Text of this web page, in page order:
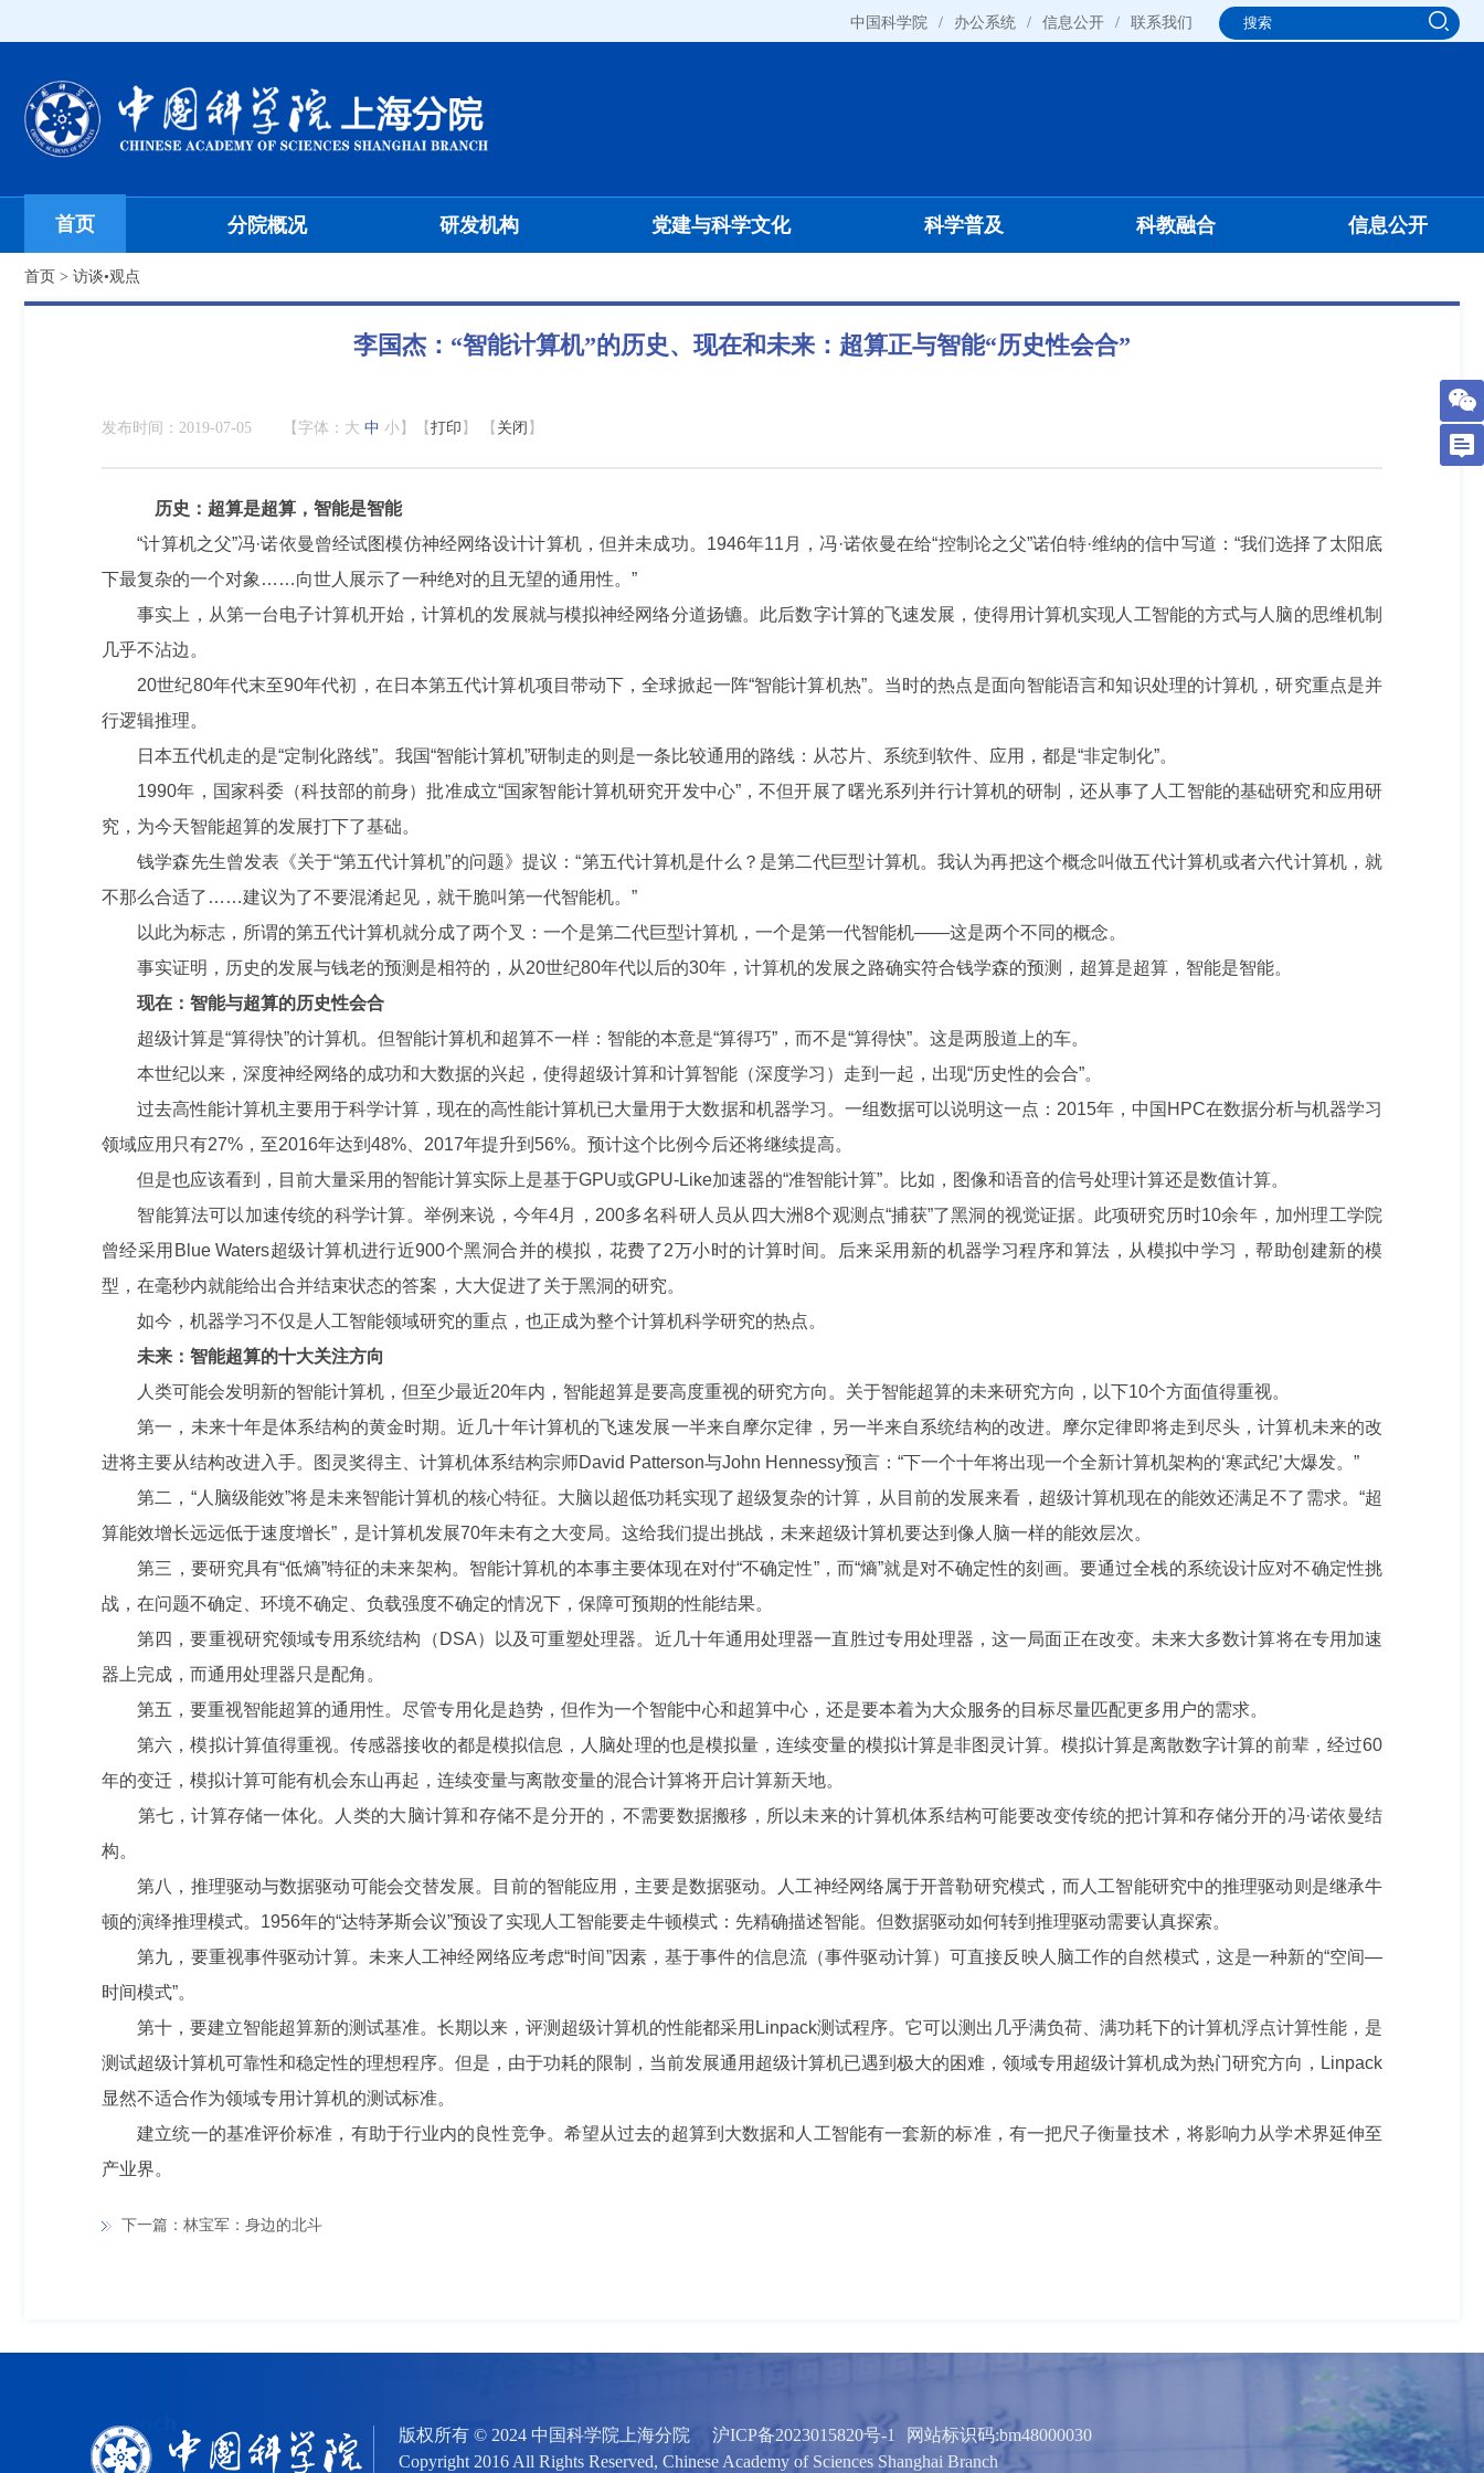
中国科学院 / 办公系统 / 信息公开 / 联系我们
首页 分院概况 研发机构 党建与科学文化 科学普及 科教融合 信息公开
首页 > 访谈•观点
李国杰：“智能计算机”的历史、现在和未来：超算正与智能“历史性会合”
发布时间： 2019-07-05 【字体： 大 中 小 】【 打印 】 【 关闭 】
历史：超算是超算，智能是智能
“计算机之父”冯·诺依曼曾经试图模仿神经网络设计计算机，但并未成功。1946年11月，冯·诺依曼在给“控制论之父”诺伯特·维纳的信中写道：“我们选择了太阳底
下最复杂的一个对象……向世人展示了一种绝对的且无望的通用性。”
事实上，从第一台电子计算机开始，计算机的发展就与模拟神经网络分道扬镳。此后数字计算的飞速发展，使得用计算机实现人工智能的方式与人脑的思维机制
几乎不沾边。
20世纪80年代末至90年代初，在日本第五代计算机项目带动下，全球掀起一阵“智能计算机热”。当时的热点是面向智能语言和知识处理的计算机，研究重点是并
行逻辑推理。
日本五代机走的是“定制化路线”。我国“智能计算机”研制走的则是一条比较通用的路线：从芯片、系统到软件、应用，都是“非定制化”。
1990年，国家科委（科技部的前身）批准成立“国家智能计算机研究开发中心”，不但开展了曙光系列并行计算机的研制，还从事了人工智能的基础研究和应用研
究，为今天智能超算的发展打下了基础。
钱学森先生曾发表《关于“第五代计算机”的问题》提议：“第五代计算机是什么？是第二代巨型计算机。我认为再把这个概念叫做五代计算机或者六代计算机，就
不那么合适了……建议为了不要混淆起见，就干脆叫第一代智能机。”
以此为标志，所谓的第五代计算机就分成了两个叉：一个是第二代巨型计算机，一个是第一代智能机——这是两个不同的概念。
事实证明，历史的发展与钱老的预测是相符的，从20世纪80年代以后的30年，计算机的发展之路确实符合钱学森的预测，超算是超算，智能是智能。
现在：智能与超算的历史性会合
超级计算是“算得快”的计算机。但智能计算机和超算不一样：智能的本意是“算得巧”，而不是“算得快”。这是两股道上的车。
本世纪以来，深度神经网络的成功和大数据的兴起，使得超级计算和计算智能（深度学习）走到一起，出现“历史性的会合”。
过去高性能计算机主要用于科学计算，现在的高性能计算机已大量用于大数据和机器学习。一组数据可以说明这一点：2015年，中国HPC在数据分析与机器学习
领域应用只有27%，至2016年达到48%、2017年提升到56%。预计这个比例今后还将继续提高。
但是也应该看到，目前大量采用的智能计算实际上是基于GPU或GPU-Like加速器的“准智能计算”。比如，图像和语音的信号处理计算还是数值计算。
智能算法可以加速传统的科学计算。举例来说，今年4月，200多名科研人员从四大洲8个观测点“捕获”了黑洞的视觉证据。此项研究历时10余年，加州理工学院
曾经采用Blue Waters超级计算机进行近900个黑洞合并的模拟，花费了2万小时的计算时间。后来采用新的机器学习程序和算法，从模拟中学习，帮助创建新的模
型，在毫秒内就能给出合并结束状态的答案，大大促进了关于黑洞的研究。
如今，机器学习不仅是人工智能领域研究的重点，也正成为整个计算机科学研究的热点。
未来：智能超算的十大关注方向
人类可能会发明新的智能计算机，但至少最近20年内，智能超算是要高度重视的研究方向。关于智能超算的未来研究方向，以下10个方面值得重视。
第一，未来十年是体系结构的黄金时期。近几十年计算机的飞速发展一半来自摩尔定律，另一半来自系统结构的改进。摩尔定律即将走到尽头，计算机未来的改
进将主要从结构改进入手。图灵奖得主、计算机体系结构宗师David Patterson与John Hennessy预言：“下一个十年将出现一个全新计算机架构的‘寒武纪’大爆发。”
第二，“人脑级能效”将是未来智能计算机的核心特征。大脑以超低功耗实现了超级复杂的计算，从目前的发展来看，超级计算机现在的能效还满足不了需求。“超
算能效增长远远低于速度增长”，是计算机发展70年未有之大变局。这给我们提出挑战，未来超级计算机要达到像人脑一样的能效层次。
第三，要研究具有“低熵”特征的未来架构。智能计算机的本事主要体现在对付“不确定性”，而“熵”就是对不确定性的刻画。要通过全栈的系统设计应对不确定性挑
战，在问题不确定、环境不确定、负载强度不确定的情况下，保障可预期的性能结果。
第四，要重视研究领域专用系统结构（DSA）以及可重塑处理器。近几十年通用处理器一直胜过专用处理器，这一局面正在改变。未来大多数计算将在专用加速
器上完成，而通用处理器只是配角。
第五，要重视智能超算的通用性。尽管专用化是趋势，但作为一个智能中心和超算中心，还是要本着为大众服务的目标尽量匹配更多用户的需求。
第六，模拟计算值得重视。传感器接收的都是模拟信息，人脑处理的也是模拟量，连续变量的模拟计算是非图灵计算。模拟计算是离散数字计算的前辈，经过60
年的变迁，模拟计算可能有机会东山再起，连续变量与离散变量的混合计算将开启计算新天地。
第七，计算存储一体化。人类的大脑计算和存储不是分开的，不需要数据搬移，所以未来的计算机体系结构可能要改变传统的把计算和存储分开的冯·诺依曼结
构。
第八，推理驱动与数据驱动可能会交替发展。目前的智能应用，主要是数据驱动。人工神经网络属于开普勒研究模式，而人工智能研究中的推理驱动则是继承牛
顿的演绎推理模式。1956年的“达特茅斯会议”预设了实现人工智能要走牛顿模式：先精确描述智能。但数据驱动如何转到推理驱动需要认真探索。
第九，要重视事件驱动计算。未来人工神经网络应考虑“时间”因素，基于事件的信息流（事件驱动计算）可直接反映人脑工作的自然模式，这是一种新的“空间—
时间模式”。
第十，要建立智能超算新的测试基准。长期以来，评测超级计算机的性能都采用Linpack测试程序。它可以测出几乎满负荷、满功耗下的计算机浮点计算性能，是
测试超级计算机可靠性和稳定性的理想程序。但是，由于功耗的限制，当前发展通用超级计算机已遇到极大的困难，领域专用超级计算机成为热门研究方向，Linpack
显然不适合作为领域专用计算机的测试标准。
建立统一的基准评价标准，有助于行业内的良性竞争。希望从过去的超算到大数据和人工智能有一套新的标准，有一把尺子衡量技术，将影响力从学术界延伸至
产业界。
下一篇：林宝军：身边的北斗
版权所有 © 2024 中国科学院上海分院 沪ICP备2023015820号-1
网站标识码:bm48000030
Copyright 2016 All Rights Reserved, Chinese Academy of Sciences Shanghai Branch